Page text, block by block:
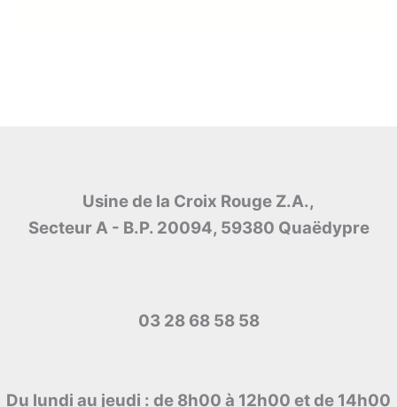
Usine de la Croix Rouge Z.A.,
Secteur A - B.P. 20094, 59380 Quaëdypre
03 28 68 58 58
Du lundi au jeudi : de 8h00 à 12h00 et de 14h00